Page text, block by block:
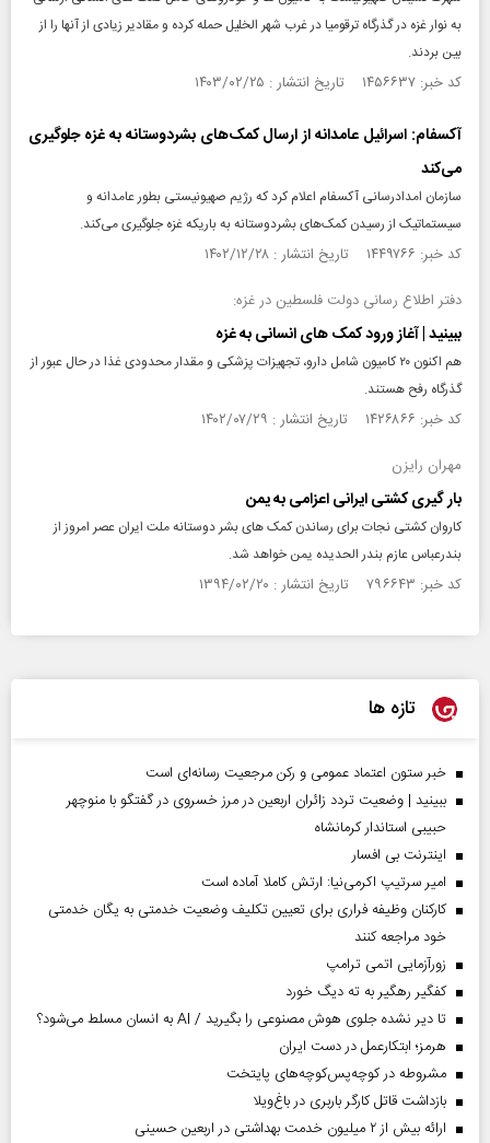
به نوار غزه در گذرگاه ترقومیا در غرب شهر الخلیل حمله کرده و مقادیر زیادی از آنها را از
بین بردند.
کد خبر: ۱۴۵۶۶۳۷ تاریخ انتشار : ۱۴۰۳/۰۲/۲۵
آکسفام: اسرائیل عامدانه از ارسال کمک‌های بشردوستانه به غزه جلوگیری
می‌کند
سازمان امدادرسانی آکسفام اعلام کرد که رژیم صهیونیستی بطور عامدانه و
سیستماتیک از رسیدن کمک‌های بشردوستانه به باریکه غزه جلوگیری می‌کند.
کد خبر: ۱۴۴۹۷۶۶ تاریخ انتشار : ۱۴۰۲/۱۲/۲۸
دفتر اطلاع رسانی دولت فلسطین در غزه:
ببینید | آغاز ورود کمک های انسانی به غزه
هم اکنون ۲۰ کامیون شامل دارو، تجهیزات پزشکی و مقدار محدودی غذا در حال عبور از
گذرگاه رفح هستند.
کد خبر: ۱۴۲۶۸۶۶ تاریخ انتشار : ۱۴۰۲/۰۷/۲۹
مهران رایزن
بار گیری کشتی ایرانی اعزامی به یمن
کاروان کشتی نجات برای رساندن کمک های بشر دوستانه ملت ایران عصر امروز از
بندرعباس عازم بندر الحدیده یمن خواهد شد.
کد خبر: ۷۹۶۶۴۳ تاریخ انتشار : ۱۳۹۴/۰۲/۲۰
تازه ها
خبر ستون اعتماد عمومی و رکن مرجعیت رسانه‌ای است
ببینید | وضعیت تردد زائران اربعین در مرز خسروی در گفتگو با منوچهر
حبیبی استاندار کرمانشاه
اینترنت بی افسار
امیر سرتیپ اکرمی‌نیا: ارتش کاملا آماده است
کارکنان وظیفه فراری برای تعیین تکلیف وضعیت خدمتی به یگان خدمتی
خود مراجعه کنند
زورآزمایی اتمی ترامپ
کفگیر رهگیر به ته دیگ خورد
تا دیر نشده جلوی هوش مصنوعی را بگیرید / AI به انسان مسلط می‌شود؟
هرمز؛ ابتکارعمل در دست ایران
مشروطه در کوچه‌پس‌کوچه‌های پایتخت
بازداشت قاتل کارگر باربری در باغ‌ویلا
ارائه بیش از ۲ میلیون خدمت بهداشتی در اربعین حسینی